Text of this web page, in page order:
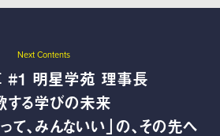
Next Contents
#1 明星学苑 理事長
する学びの未来
、みんないい」の、その先へ